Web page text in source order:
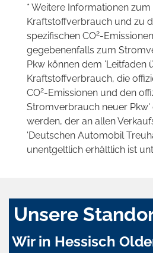
* Weitere Informationen zum
Kraftstoffverbrauch und zu
spezifischen CO2-
gegebenenfalls zum
Pkw können dem 'Leitfaden
Kraftstoffverbrauch, die
CO2-Emissionen und den
Stromverbrauch neuer
werden, der an allen
'Deutschen Automobil
unentgeltlich erhältlich ist
Unsere
Wir in Hessisch